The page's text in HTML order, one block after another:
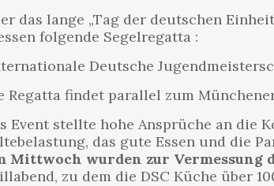
das lange „Tag der deutschen
folgende Segelregatta :
Deutsche
Regatta findet parallel zum
Event stellte hohe Ansprüche an die
das gute Essen und die
Mittwoch wurden zur
zu dem die DSC Küche über